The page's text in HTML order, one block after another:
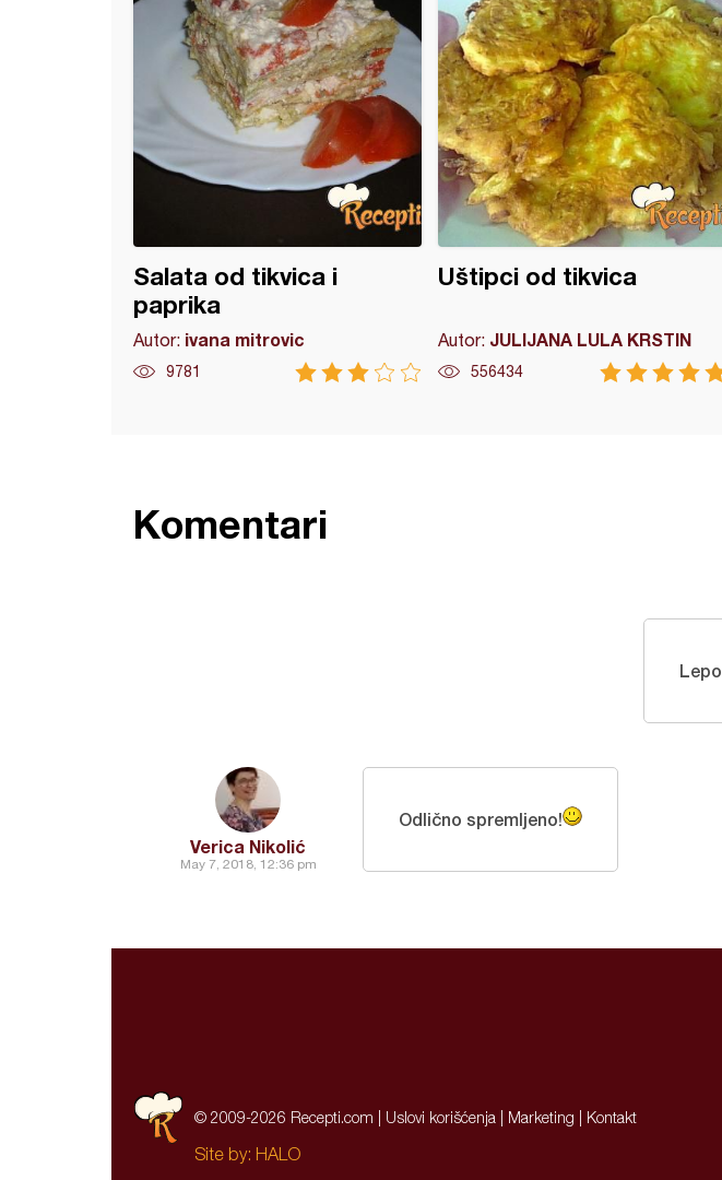
Salata od tikvica i
paprika
Autor: ivana mitrovic
9781
Uštipci od tikvica
Autor: JULIJANA LULA KRSTIN
556434
Komentari
Lepo
Verica Nikolić
May 7, 2018, 12:36 pm
Odlično spremljeno!
© 2009-2026 Recepti.com | Uslovi korišćenja Marketing Kontakt
Site by: HALO